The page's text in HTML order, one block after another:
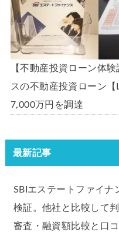
【不動産投資ローン体
スの不動産投資ローン
7,000万円を調達
最新記事
SBIエステートファイナ
検証。他社と比較して
審査・融資額比較と口